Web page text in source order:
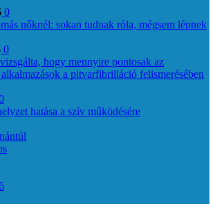
0
nőknél: sokan tudnak róla, mégsem lépnek
0
hogy mennyire pontosak az
a pitvarfibrilláció felismerésében
hatása a szív működésére